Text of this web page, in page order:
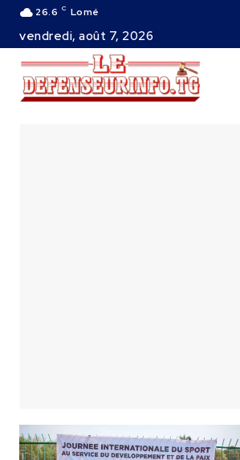
26.6 C Lomé
vendredi, août 7, 2026